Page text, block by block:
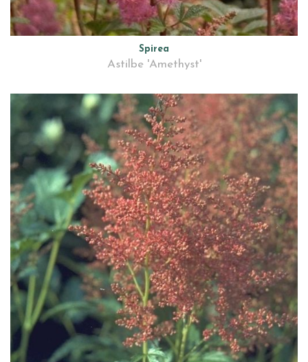
Spirea
Astilbe 'Amethyst'